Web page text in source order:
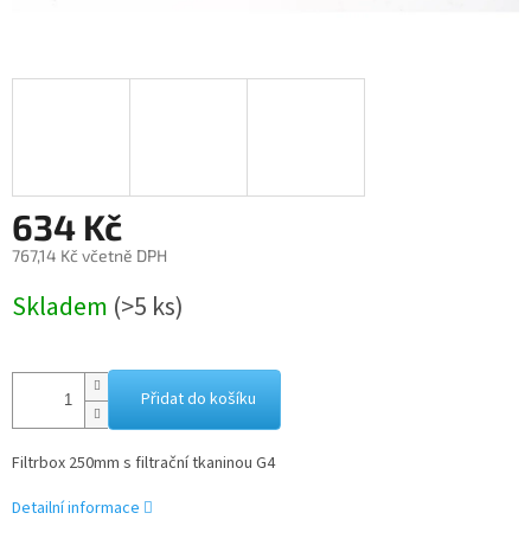
634 Kč
767,14 Kč včetně DPH
cena:
Skladem (>5 ks)
Přidat do košíku
Filtrbox 250mm s filtrační tkaninou G4
Detailní informace